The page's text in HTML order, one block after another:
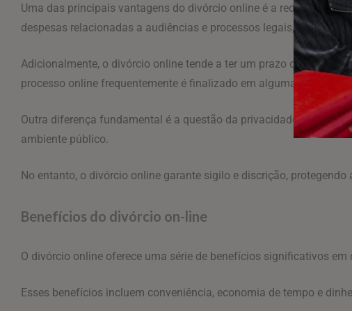
Uma das principais vantagens do divórcio online é a redução de
despesas relacionadas a audiências e processos legais, o
Adicionalmente, o divórcio online tende a ter um prazo de
processo online frequentemente é finalizado em algumas
Outra diferença fundamental é a questão da privacidade. No
ambiente público.
No entanto, o divórcio online garante sigilo e discrição,
Benefícios do divórcio on-line
O divórcio online oferece uma série de benefícios significativos
Esses benefícios incluem conveniência, economia de tempo e